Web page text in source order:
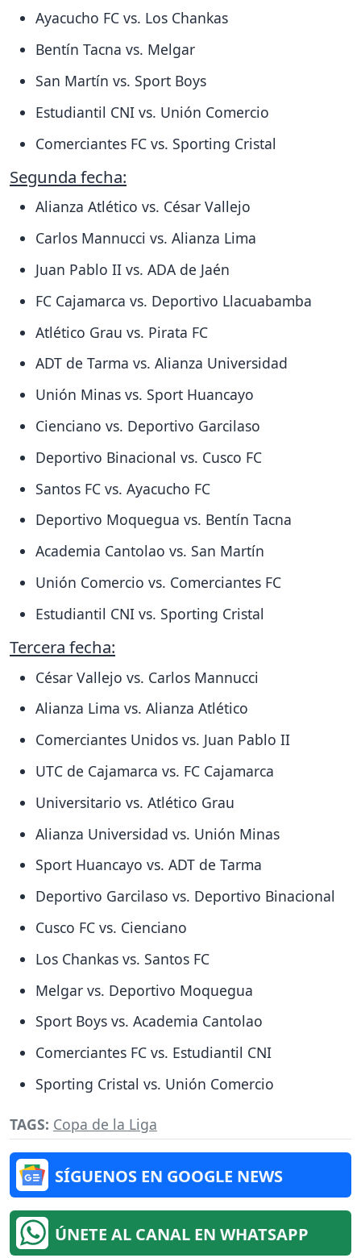
Ayacucho FC vs. Los Chankas
Bentín Tacna vs. Melgar
San Martín vs. Sport Boys
Estudiantil CNI vs. Unión Comercio
Comerciantes FC vs. Sporting Cristal
Segunda fecha:
Alianza Atlético vs. César Vallejo
Carlos Mannucci vs. Alianza Lima
Juan Pablo II vs. ADA de Jaén
FC Cajamarca vs. Deportivo Llacuabamba
Atlético Grau vs. Pirata FC
ADT de Tarma vs. Alianza Universidad
Unión Minas vs. Sport Huancayo
Cienciano vs. Deportivo Garcilaso
Deportivo Binacional vs. Cusco FC
Santos FC vs. Ayacucho FC
Deportivo Moquegua vs. Bentín Tacna
Academia Cantolao vs. San Martín
Unión Comercio vs. Comerciantes FC
Estudiantil CNI vs. Sporting Cristal
Tercera fecha:
César Vallejo vs. Carlos Mannucci
Alianza Lima vs. Alianza Atlético
Comerciantes Unidos vs. Juan Pablo II
UTC de Cajamarca vs. FC Cajamarca
Universitario vs. Atlético Grau
Alianza Universidad vs. Unión Minas
Sport Huancayo vs. ADT de Tarma
Deportivo Garcilaso vs. Deportivo Binacional
Cusco FC vs. Cienciano
Los Chankas vs. Santos FC
Melgar vs. Deportivo Moquegua
Sport Boys vs. Academia Cantolao
Comerciantes FC vs. Estudiantil CNI
Sporting Cristal vs. Unión Comercio
TAGS: Copa de la Liga
SÍGUENOS EN GOOGLE NEWS
ÚNETE AL CANAL EN WHATSAPP